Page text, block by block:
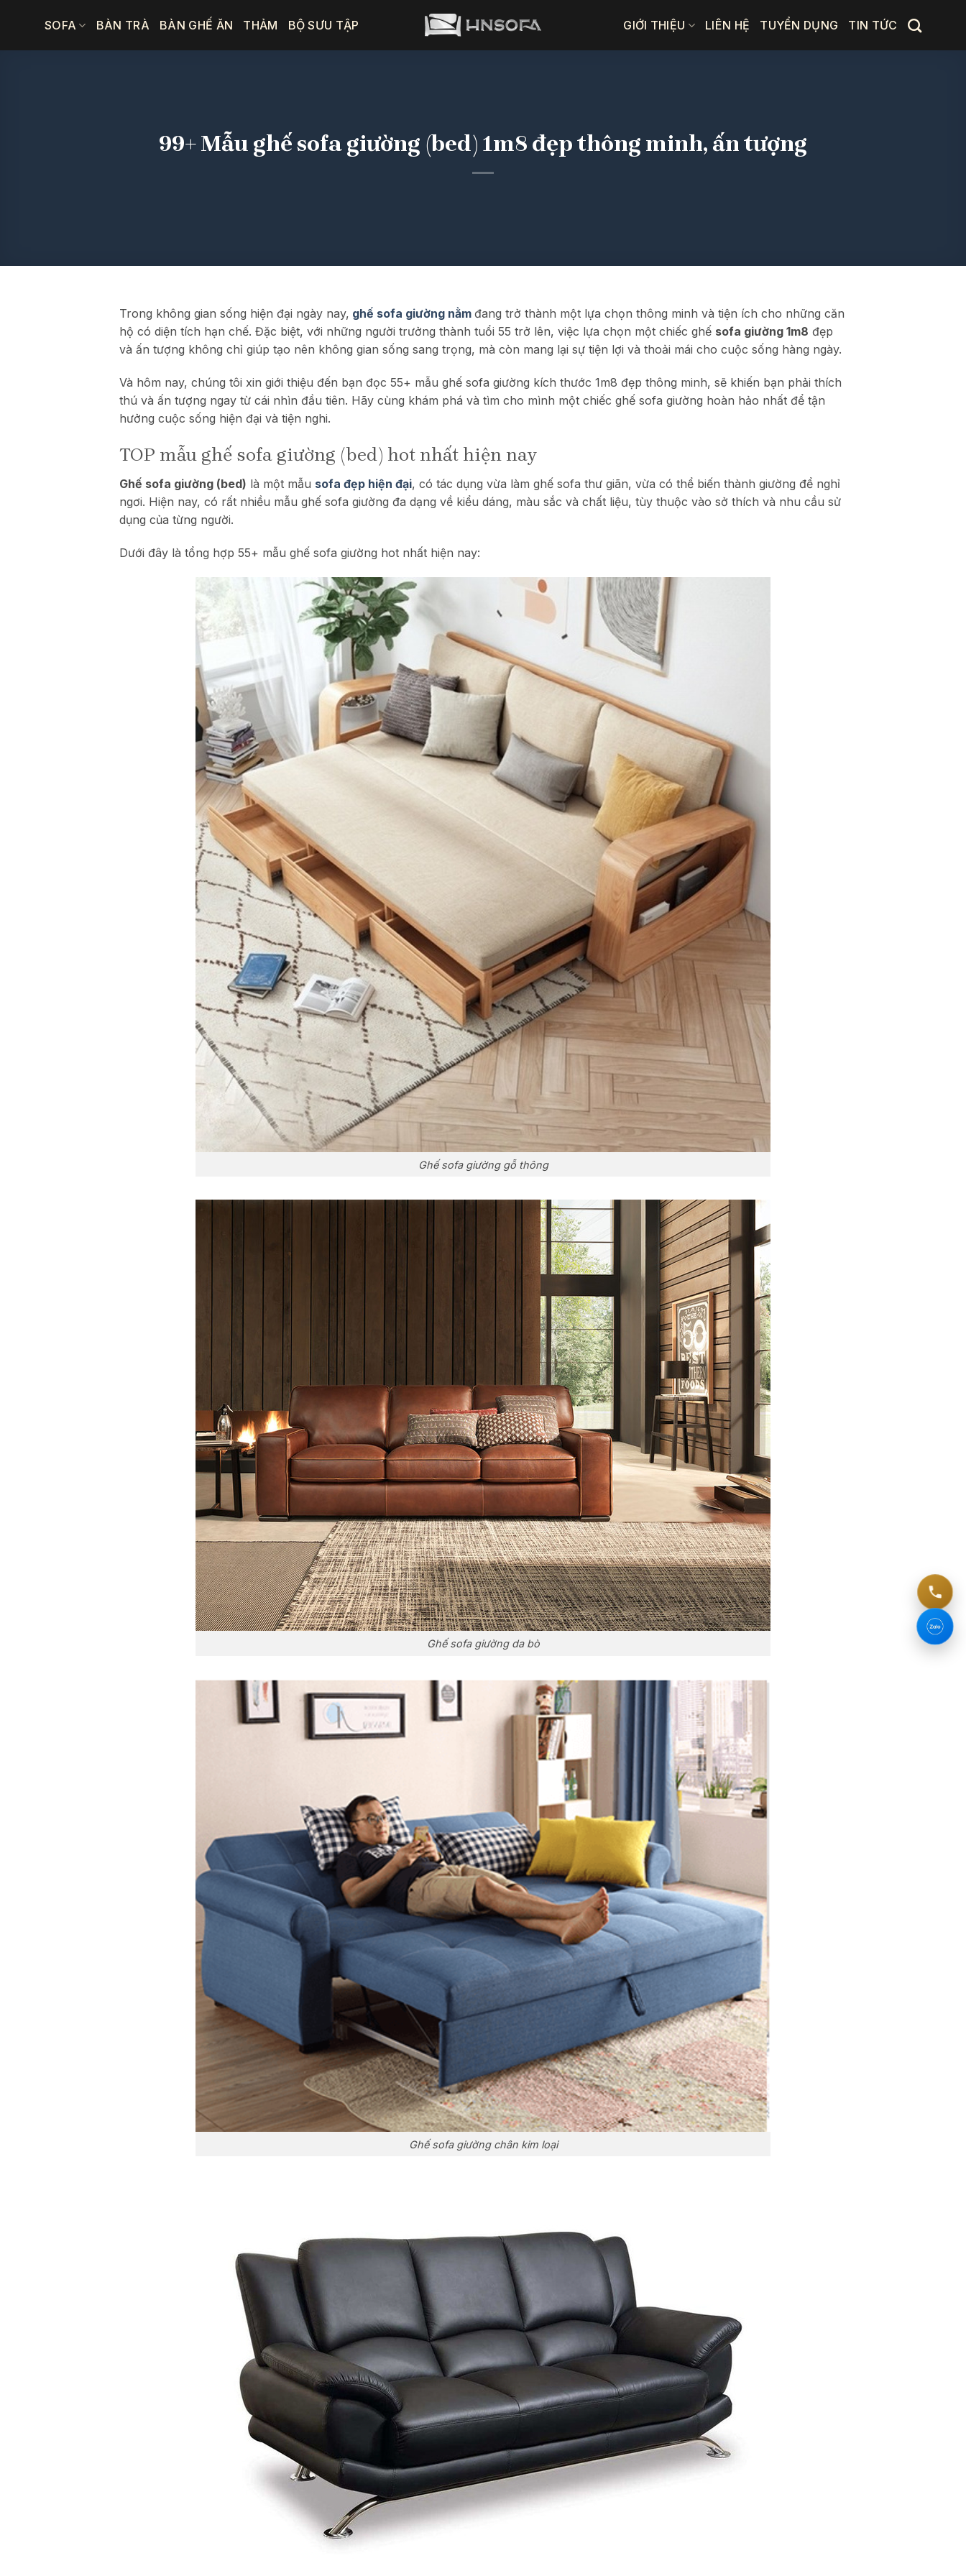
SOFA BÀN TRÀ BÀN GHẾ ĂN THẢM BỘ SƯU TẬP GIỚI THIỆU LIÊN HỆ TUYỂN DỤNG TIN TỨC
99+ Mẫu ghế sofa giường (bed) 1m8 đẹp thông minh, ấn tượng
Trong không gian sống hiện đại ngày nay, ghế sofa giường nằm đang trở thành một lựa chọn thông minh và tiện ích cho những căn
hộ có diện tích hạn chế. Đặc biệt, với những người trưởng thành tuổi 55 trở lên, việc lựa chọn một chiếc ghế sofa giường 1m8 đẹp
và ấn tượng không chỉ giúp tạo nên không gian sống sang trọng, mà còn mang lại sự tiện lợi và thoải mái cho cuộc sống hàng ngày.
Và hôm nay, chúng tôi xin giới thiệu đến bạn đọc 55+ mẫu ghế sofa giường kích thước 1m8 đẹp thông minh, sẽ khiến bạn phải thích
thú và ấn tượng ngay từ cái nhìn đầu tiên. Hãy cùng khám phá và tìm cho mình một chiếc ghế sofa giường hoàn hảo nhất để tận
hưởng cuộc sống hiện đại và tiện nghi.
TOP mẫu ghế sofa giường (bed) hot nhất hiện nay
Ghế sofa giường (bed) là một mẫu sofa đẹp hiện đại, có tác dụng vừa làm ghế sofa thư giãn, vừa có thể biến thành giường để nghỉ
ngơi. Hiện nay, có rất nhiều mẫu ghế sofa giường đa dạng về kiểu dáng, màu sắc và chất liệu, tùy thuộc vào sở thích và nhu cầu sử
dụng của từng người.
Dưới đây là tổng hợp 55+ mẫu ghế sofa giường hot nhất hiện nay:
Ghế sofa giường gỗ thông
Ghế sofa giường da bò
Ghế sofa giường chân kim loại